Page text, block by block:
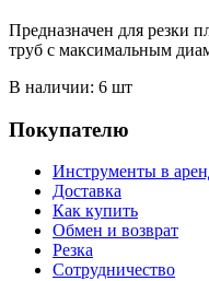
Предназначен для резки
труб с максимальным
В наличии: 6 шт
Покупателю
Инструменты в
Доставка
Как купить
Обмен и возврат
Резка
Сотрудничество